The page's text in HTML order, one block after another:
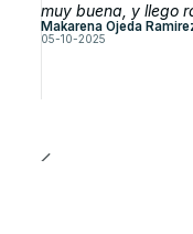
muy buena, y llego
Makarena Ojeda
05-10-2025